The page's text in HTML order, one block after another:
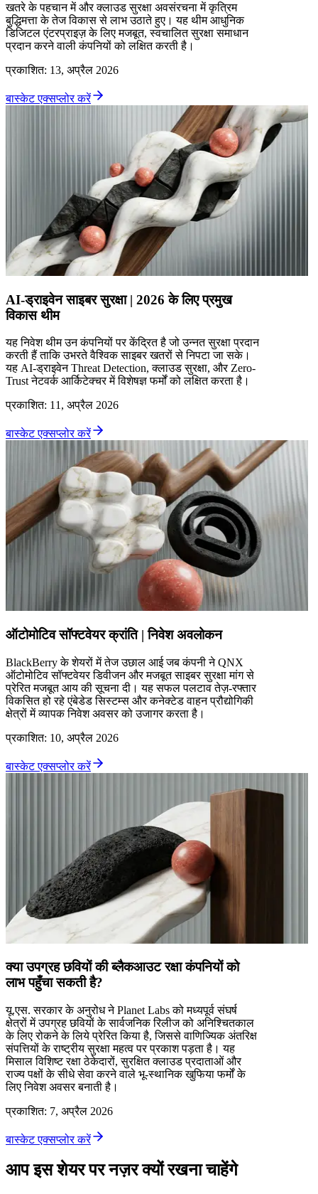
खतरे के पहचान में और क्लाउड सुरक्षा अवसंरचना में कृत्रिम
बुद्धिमत्ता के तेज विकास से लाभ उठाते हुए। यह थीम आधुनिक
डिजिटल एंटरप्राइज़ के लिए मजबूत, स्वचालित सुरक्षा समाधान
प्रदान करने वाली कंपनियों को लक्षित करती है।
प्रकाशित: 13, अप्रैल 2026
बास्केट एक्सप्लोर करें
AI-ड्राइवेन साइबर सुरक्षा | 2026 के लिए प्रमुख
विकास थीम
यह निवेश थीम उन कंपनियों पर केंद्रित है जो उन्नत सुरक्षा प्रदान
करती हैं ताकि उभरते वैश्विक साइबर खतरों से निपटा जा सके।
यह AI-ड्राइवेन Threat Detection, क्लाउड सुरक्षा, और Zero-
Trust नेटवर्क आर्किटेक्चर में विशेषज्ञ फर्मों को लक्षित करता है।
प्रकाशित: 11, अप्रैल 2026
बास्केट एक्सप्लोर करें
ऑटोमोटिव सॉफ्टवेयर क्रांति | निवेश अवलोकन
BlackBerry के शेयरों में तेज उछाल आई जब कंपनी ने QNX
ऑटोमोटिव सॉफ्टवेयर डिवीजन और मजबूत साइबर सुरक्षा मांग से
प्रेरित मजबूत आय की सूचना दी। यह सफल पलटाव तेज़-रफ्तार
विकसित हो रहे एंबेडेड सिस्टम्स और कनेक्टेड वाहन प्रौद्योगिकी
क्षेत्रों में व्यापक निवेश अवसर को उजागर करता है।
प्रकाशित: 10, अप्रैल 2026
बास्केट एक्सप्लोर करें
क्या उपग्रह छवियों की ब्लैकआउट रक्षा कंपनियों को
लाभ पहुँचा सकती है?
यू.एस. सरकार के अनुरोध ने Planet Labs को मध्यपूर्व संघर्ष
क्षेत्रों में उपग्रह छवियों के सार्वजनिक रिलीज को अनिश्चितकाल
के लिए रोकने के लिये प्रेरित किया है, जिससे वाणिज्यिक अंतरिक्ष
संपत्तियों के राष्ट्रीय सुरक्षा महत्व पर प्रकाश पड़ता है। यह
मिसाल विशिष्ट रक्षा ठेकेदारों, सुरक्षित क्लाउड प्रदाताओं और
राज्य पक्षों के सीधे सेवा करने वाले भू-स्थानिक खुफिया फर्मों के
लिए निवेश अवसर बनाती है।
प्रकाशित: 7, अप्रैल 2026
बास्केट एक्सप्लोर करें
आप इस शेयर पर नज़र क्यों रखना चाहेंगे